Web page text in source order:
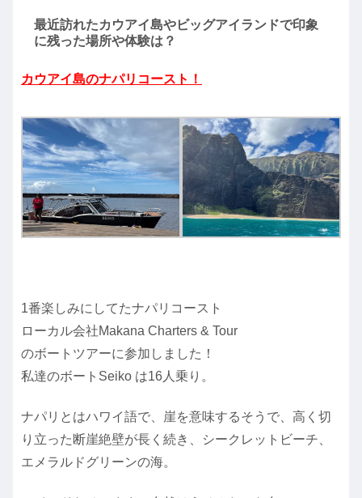
最近訪れたカウアイ島やビッグアイランドで印象
に残った場所や体験は？
カウアイ島のナパリコースト！
1番楽しみにしてたナパリコースト
ローカル会社Makana Charters & Tour
のボートツアーに参加しました！
私達のボートSeiko は16人乗り。
ナパリとはハワイ語で、崖を意味するそうで、高く切
り立った断崖絶壁が長く続き、シークレットビーチ、
エメラルドグリーンの海。